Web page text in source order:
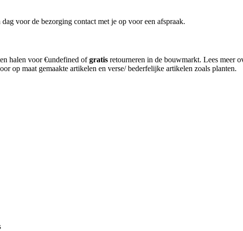
voor de bezorging contact met je op voor een afspraak.
halen voor €undefined ofgratis retourneren in de bouwmarkt. Lees meer
op maat gemaakte artikelen en verse/ bederfelijke artikelen zoals planten.